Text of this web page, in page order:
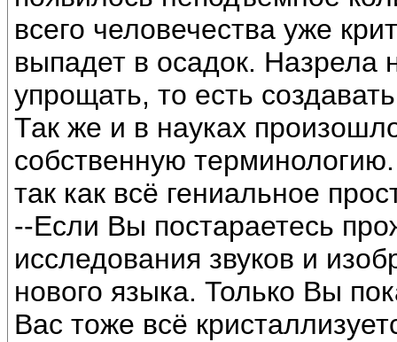
всего человечества уже
выпадет в осадок. Назрела
упрощать, то есть
Так же и в науках
собственную
так как всё гениальное
--Если Вы постараетесь
исследования звуков и
нового языка. Только Вы
Вас тоже всё